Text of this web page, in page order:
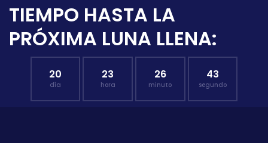
TIEMPO HASTA LA
PRÓXIMA LUNA LLENA:
20
día
23
hora
26
minuto
42
segundo